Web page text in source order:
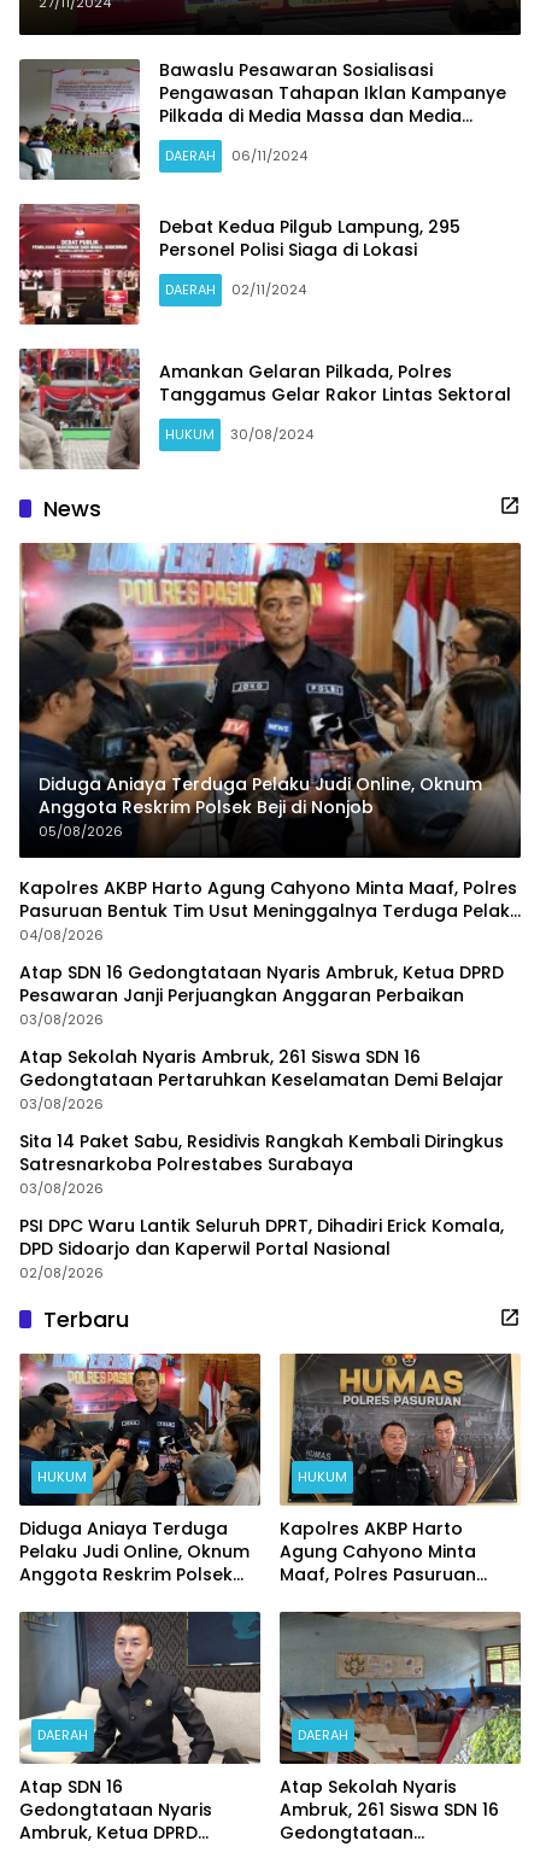
hitung cepat (Quick Count) yang
dihimpun dari Lembaga Survey
Rakata.
Bawaslu Pesawaran Sosialisasi
Pengawasan Tahapan Iklan Kampanye
Pilkada di Media Massa dan Media
Sosial, Ini Jadwalnya
DAERAH 06/11/2024
Debat Kedua Pilgub Lampung, 295
Personel Polisi Siaga di Lokasi
DAERAH 02/11/2024
Amankan Gelaran Pilkada, Polres
Tanggamus Gelar Rakor Lintas Sektoral
HUKUM 30/08/2024
News
Diduga Aniaya Terduga Pelaku Judi Online, Oknum
Anggota Reskrim Polsek Beji di Nonjob
05/08/2026
Kapolres AKBP Harto Agung Cahyono Minta Maaf, Polres
Pasuruan Bentuk Tim Usut Meninggalnya Terduga Pelaku
Judi Online
04/08/2026
Atap SDN 16 Gedongtataan Nyaris Ambruk, Ketua DPRD
Pesawaran Janji Perjuangkan Anggaran Perbaikan
03/08/2026
Atap Sekolah Nyaris Ambruk, 261 Siswa SDN 16
Gedongtataan Pertaruhkan Keselamatan Demi Belajar
03/08/2026
Sita 14 Paket Sabu, Residivis Rangkah Kembali Diringkus
Satresnarkoba Polrestabes Surabaya
03/08/2026
PSI DPC Waru Lantik Seluruh DPRT, Dihadiri Erick Komala,
DPD Sidoarjo dan Kaperwil Portal Nasional
02/08/2026
Terbaru
HUKUM
Diduga Aniaya Terduga
Pelaku Judi Online, Oknum
Anggota Reskrim Polsek
HUKUM
Kapolres AKBP Harto
Agung Cahyono Minta
Maaf, Polres Pasuruan
Meninggalnya Terduga
Pelaku Judi Online
DAERAH
Atap SDN 16
Gedongtataan Nyaris
Ambruk, Ketua DPRD
DAERAH
Atap Sekolah Nyaris
Ambruk, 261 Siswa SDN 16
Gedongtataan